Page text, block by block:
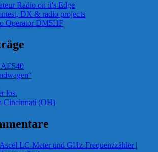
Radio on it's Edge
DX & radio projects
Operator DM5HF
AE540
los.
Cincinnati (OH)
LC-Meter und GHz-Frequenzzähler |